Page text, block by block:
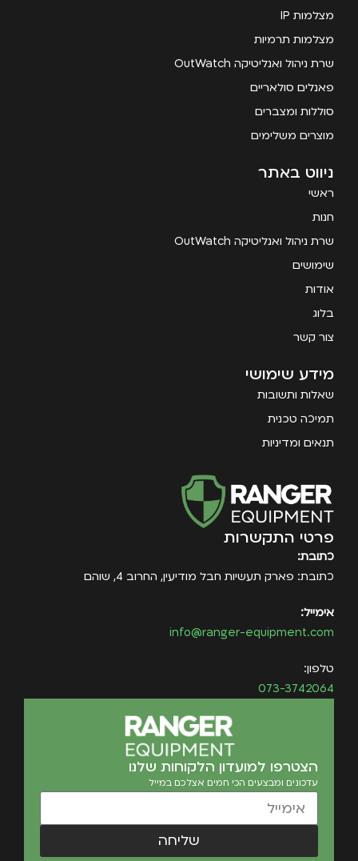
מצלמות IP
מצלמות תרמיות
שרת ניהול ואנליטיקה OutWatch
פאנלים סולאריים
סוללות ומצברים
מוצרים משלימים
ניווט באתר
ראשי
חנות
שרת ניהול ואנליטיקה OutWatch
שימושים
אודות
בלוג
צור קשר
מידע שימושי
שאלות ותשובות
תמיכה טכנית
תנאים ומדיניות
פרטי התקשרות
כתובת:
כתובת: פארק תעשיות חבל מודיעין, החרוב 4, שוהם
אימייל:
info@ranger-equipment.com
טלפון:
073-3742064
הצטרפו למועדון הלקוחות שלנו
עדכונים ומבצעים הכי חמים אצלכם במייל
שליחה